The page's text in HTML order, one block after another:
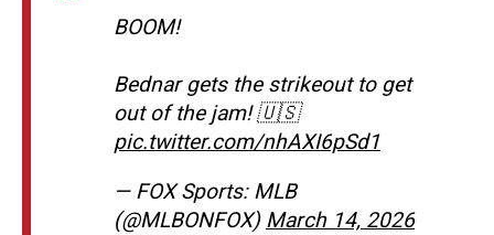
BOOM!
Bednar gets the strikeout to get
out of the jam! 🇺🇸
pic.twitter.com/nhAXI6pSd1
— FOX Sports: MLB
(@MLBONFOX) March 14, 2026